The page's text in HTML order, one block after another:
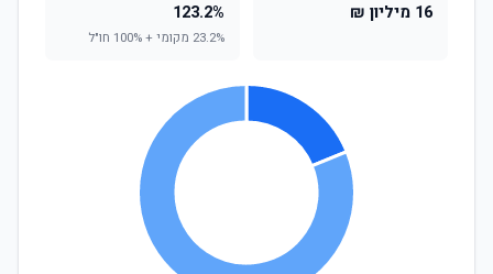
16 מיליון ₪ 123.2%
23.2% מקומי + 100% חו"ל